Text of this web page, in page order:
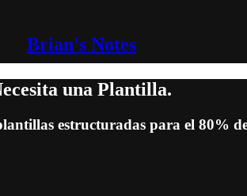
Brian's Notes
una Plantilla.
estructuradas para el 80%